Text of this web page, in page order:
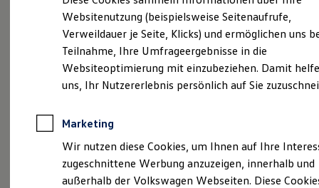
Restschuldversicherungen
Garantien
Wartungsverträge
Geschäftskunden
Professional Class bei Volkswagen
Großkunden
Behörden
Anpfiff zum Gewinn
Elektroautos
ID. Tutorials
Elektrofahrzeugkonzepte
Impressum & Rechtliches
Websitenutzung (beispielsweise Seitenaufrufe,
Verweildauer je Seite, Klicks) und ermöglichen uns
Teilnahme, Ihre Umfrageergebnisse in die
Websiteoptimierung mit einzubeziehen. Damit
uns, Ihr Nutzererlebnis persönlich auf Sie
Marketing
Wir nutzen diese Cookies, um Ihnen auf Ihre
zugeschnittene Werbung anzuzeigen, innerhalb und
außerhalb der Volkswagen Webseiten. Diese